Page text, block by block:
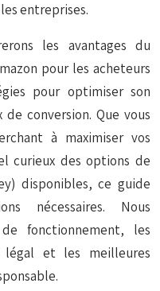
entreprises.
les avantages du
pour les acheteurs
pour optimiser son
conversion. Que vous
à maximiser vos
curieux des options de
disponibles, ce guide
nécessaires. Nous
fonctionnement, les
et les meilleures